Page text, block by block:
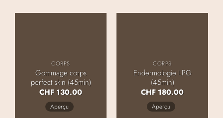
CORPS
Gommage corps
perfect skin (45min)
CHF 130.00
Aperçu
CORPS
Endermologie LPG
(45min)
CHF 180.00
Aperçu